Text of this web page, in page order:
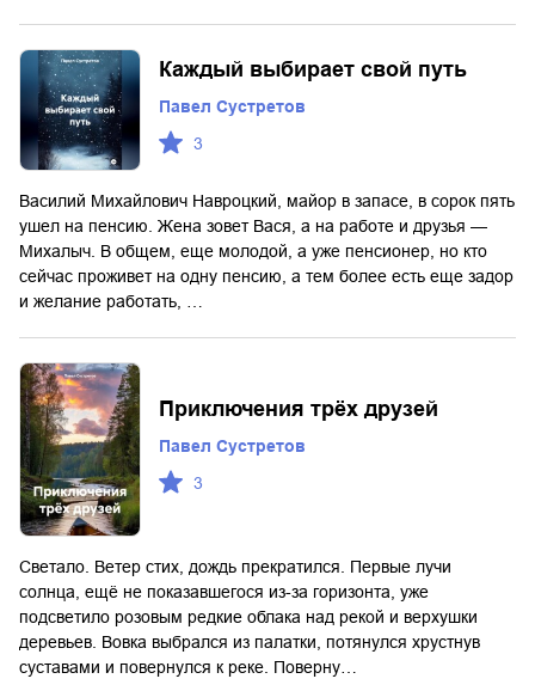
Каждый выбирает свой путь
Павел Сустретов
3
Василий Михайлович Навроцкий, майор в запасе, в сорок пять
ушел на пенсию. Жена зовет Вася, а на работе и друзья —
Михалыч. В общем, еще молодой, а уже пенсионер, но кто
сейчас проживет на одну пенсию, а тем более есть еще задор
и желание работать, …
Приключения трёх друзей
Павел Сустретов
3
Светало. Ветер стих, дождь прекратился. Первые лучи
солнца, ещё не показавшегося из-за горизонта, уже
подсветило розовым редкие облака над рекой и верхушки
деревьев. Вовка выбрался из палатки, потянулся хрустнув
суставами и повернулся к реке. Поверну…